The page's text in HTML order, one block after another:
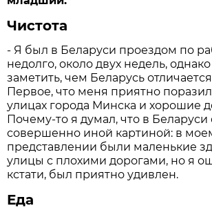
Чистота
- Я был в Беларуси проездом по
недолго, около двух недель,
заметить, чем Беларусь
Первое, что меня приятно
улицах города Минска и хорошие
Почему-то я думал, что в Беларуси
совершенно иной картиной: в
представлении были маленькие
улицы с плохими дорогами, но я
кстати, был приятно удивлен.
Еда